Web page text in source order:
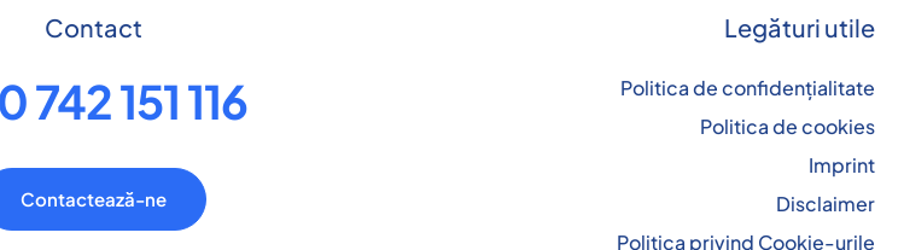
Contact
742 151 116
Contactează-ne
Legături utile
Politica de confidențialitate
Politica de cookies
Imprint
Disclaimer
Politica privind Cookie-urile